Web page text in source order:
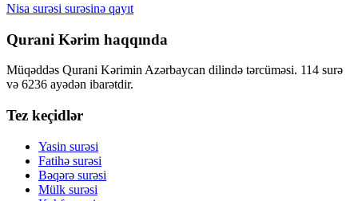
Nisa surəsi surəsinə qayıt
Qurani Kərim haqqında
Müqəddəs Qurani Kərimin Azərbaycan dilində tərcüməsi. 114 surə
və 6236 ayədən ibarətdir.
Tez keçidlər
Yasin surəsi
Fatihə surəsi
Bəqərə surəsi
Mülk surəsi